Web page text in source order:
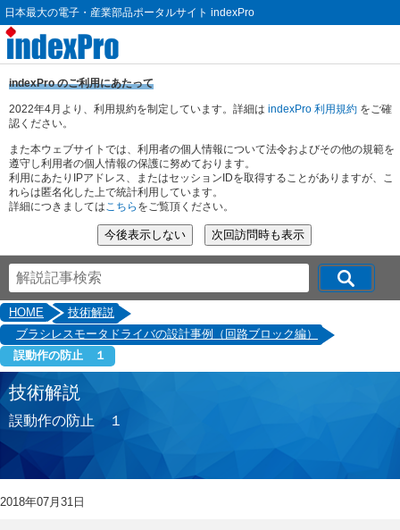
日本最大の電子・産業部品ポータルサイト indexPro
indexPro のご利用にあたって
2022年4月より、利用規約を制定しています。詳細は indexPro 利用規約 をご確
認ください。
また本ウェブサイトでは、利用者の個人情報について法令およびその他の規範を
遵守し利用者の個人情報の保護に努めております。
利用にあたりIPアドレス、またはセッションIDを取得することがありますが、こ
れらは匿名化した上で統計利用しています。
詳細につきましてはこちら をご覧頂ください。
HOME
技術解説
ブラシレスモータドライバの設計事例（回路ブロック編）
誤動作の防止 １
技術解説
誤動作の防止 １
2018年07月31日